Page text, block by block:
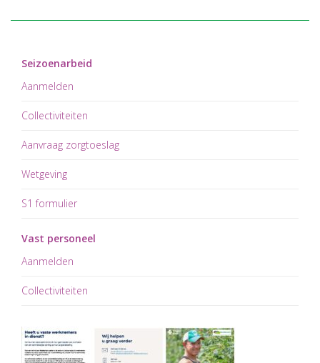
Seizoenarbeid
Aanmelden
Collectiviteiten
Aanvraag zorgtoeslag
Wetgeving
S1 formulier
Vast personeel
Aanmelden
Collectiviteiten